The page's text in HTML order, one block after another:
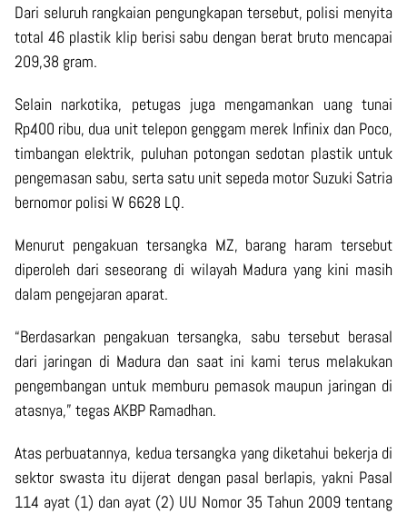
Dari seluruh rangkaian pengungkapan tersebut, polisi menyita
total 46 plastik klip berisi sabu dengan berat bruto mencapai
209,38 gram.
Selain narkotika, petugas juga mengamankan uang tunai
Rp400 ribu, dua unit telepon genggam merek Infinix dan Poco,
timbangan elektrik, puluhan potongan sedotan plastik untuk
pengemasan sabu, serta satu unit sepeda motor Suzuki Satria
bernomor polisi W 6628 LQ.
Menurut pengakuan tersangka MZ, barang haram tersebut
diperoleh dari seseorang di wilayah Madura yang kini masih
dalam pengejaran aparat.
“Berdasarkan pengakuan tersangka, sabu tersebut berasal
dari jaringan di Madura dan saat ini kami terus melakukan
pengembangan untuk memburu pemasok maupun jaringan di
atasnya,” tegas AKBP Ramadhan.
Atas perbuatannya, kedua tersangka yang diketahui bekerja di
sektor swasta itu dijerat dengan pasal berlapis, yakni Pasal
114 ayat (1) dan ayat (2) UU Nomor 35 Tahun 2009 tentang